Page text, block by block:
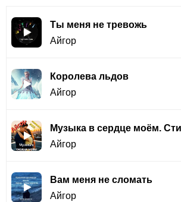
Ты меня не тревожь
Айгор
Королева льдов
Айгор
Музыка в сердце моём.
Айгор
Вам меня не сломать
Айгор